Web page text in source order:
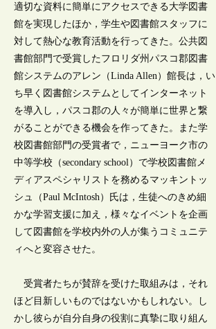
適切な資料に簡単にアクセスできる大学図書
館を実現したほか，学生や図書館スタッフに
対して熱心な教育活動を行ってきた。公共図
書館部門で受賞したフロリダ州パスコ郡図書
館システムのアレン（Linda Allen）館長は，い
ち早く図書館システムとしてインターネット
を導入し，パスコ郡の人々が簡単に世界と繋
がることができる機会を作ってきた。また学
校図書館部門の受賞者で，ニューヨーク市の
中等学校（secondary school）で学校図書館メ
ディアスペシャリストを務めるマッキントッ
シュ（Paul McIntosh）氏は，生徒へのきめ細
かな学習支援に加え，様々なイベントを企画
して図書館を学校内外の人が集うコミュニテ
ィへと変容させた。
受賞者たちが賛辞を受けた取組みは，それ
ほど目新しいものではないかもしれない。し
かし彼らが自分自身の役割に真摯に取り組ん